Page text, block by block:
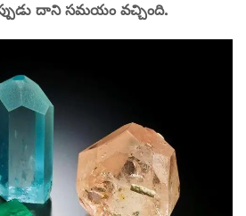
దాని సమయం వచ్చింది.